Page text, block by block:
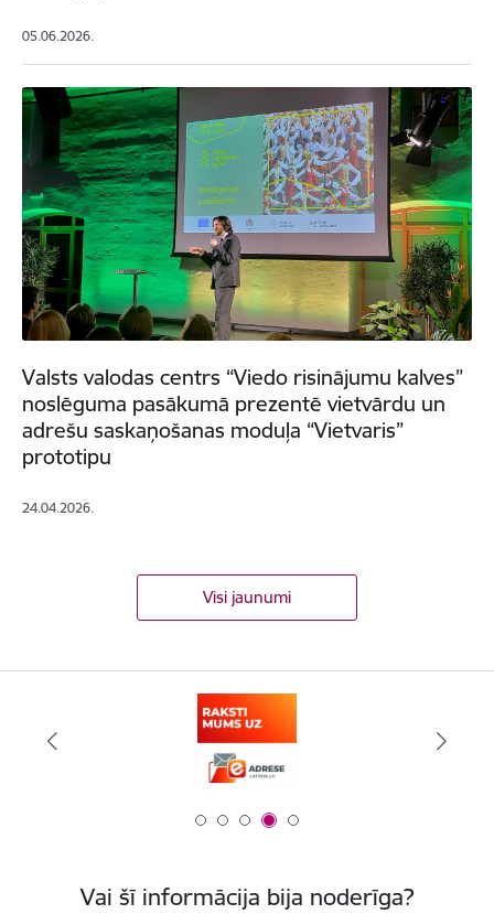
05.06.2026.
Valsts valodas centrs “Viedo risinājumu kalves”
noslēguma pasākumā prezentē vietvārdu un
adrešu saskaņošanas moduļa “Vietvaris”
prototipu
24.04.2026.
Visi jaunumi
Vai šī informācija bija noderīga?